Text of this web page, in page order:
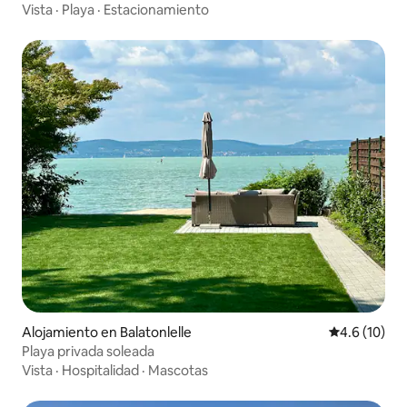
Vista · Playa · Estacionamiento
Alojamiento en Balatonlelle Calificación
4.6 (10)
Playa privada soleada
Vista · Hospitalidad · Mascotas